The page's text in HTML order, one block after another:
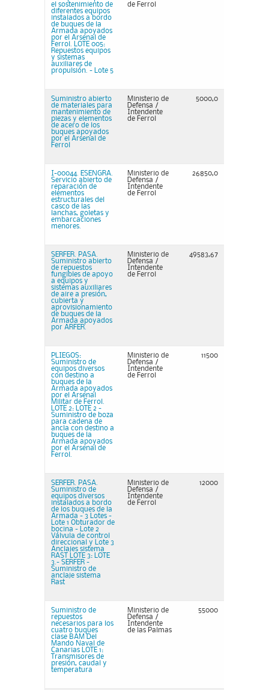
el sostenimiento de
diferentes equipos
instalados a bordo
de buques de la
Armada apoyados
por el Arsenal de
Ferrol. LOTE 005:
Repuestos equipos
y sistemas
auxiliares de
propulsión. - Lote 5
de Ferrol
Suministro abierto
de materiales para
mantenimiento de
piezas y elementos
de acero de los
buques apoyados
por el Arsenal de
Ferrol
Ministerio de
Defensa /
Intendente
de Ferrol
5000,0
I-00044. ESENGRA.
Servicio abierto de
reparación de
elementos
estructurales del
casco de las
lanchas, goletas y
embarcaciones
menores.
Ministerio de
Defensa /
Intendente
de Ferrol
26850,0
SERFER. PASA.
Suministro abierto
de repuestos
fungibles de apoyo
a equipos y
sistemas auxiliares
de aire a presión,
cubierta y
aprovisionamiento
de buques de la
Armada apoyados
por ARFER.
Ministerio de
Defensa /
Intendente
de Ferrol
49583,67
PLIEGOS:
Suministro de
equipos diversos
con destino a
buques de la
Armada apoyados
por el Arsenal
Militar de Ferrol.
LOTE 2: LOTE 2 -
Suministro de boza
para cadena de
ancla con destino a
buques de la
Armada apoyados
por el Arsenal de
Ferrol.
Ministerio de
Defensa /
Intendente
de Ferrol
11500
SERFER. PASA.
Suministro de
equipos diversos
instalados a bordo
de los buques de la
Armada - 3 Lotes -
Lote 1 Obturador de
bocina - Lote 2
Válvula de control
direccional y Lote 3
Anclajes sistema
RAST LOTE 3: LOTE
3.- SERFER -
Suministro de
anclaje sistema
Rast
Ministerio de
Defensa /
Intendente
de Ferrol
12000
Suministro de
repuestos
necesarios para los
cuatro buques
clase BAM Del
Mando Naval de
Canarias LOTE 1:
Transmisores de
presión, caudal y
temperatura
Ministerio de
Defensa /
Intendente
de las Palmas
55000